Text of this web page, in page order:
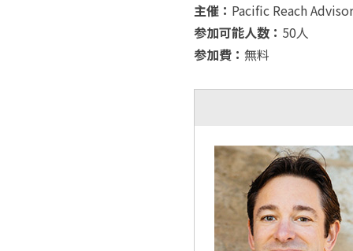
主催： Pacific Reach
参加可能人数： 50人
参加費： 無料